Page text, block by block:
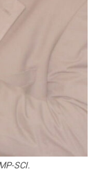
SCI.